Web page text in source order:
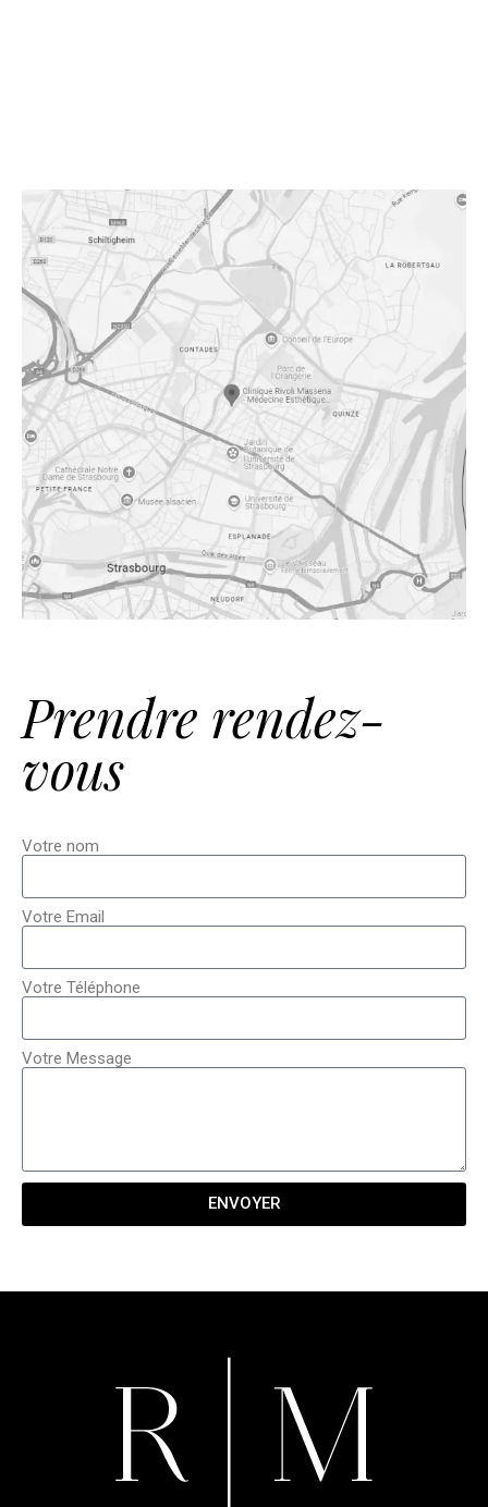
Prendre rendez-
vous
Votre nom
Votre Email
Votre Téléphone
Votre Message
ENVOYER